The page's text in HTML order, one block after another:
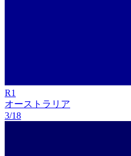
R1
オーストラリア
3/18